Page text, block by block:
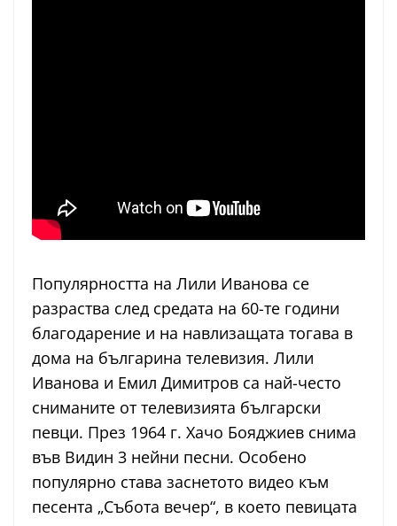
Популярността на Лили Иванова се
разраства след средата на 60-те години
благодарение и на навлизащата тогава в
дома на българина телевизия. Лили
Иванова и Емил Димитров са най-често
сниманите от телевизията български
певци. През 1964 г. Хачо Бояджиев снима
във Видин 3 нейни песни. Особено
популярно става заснетото видео към
песента „Събота вечер“, в което певицата